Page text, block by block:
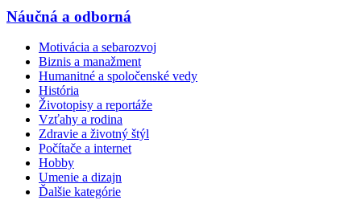
Náučná a odborná
Motivácia a sebarozvoj
Biznis a manažment
Humanitné a spoločenské vedy
História
Životopisy a reportáže
Vzťahy a rodina
Zdravie a životný štýl
Počítače a internet
Hobby
Umenie a dizajn
Ďalšie kategórie